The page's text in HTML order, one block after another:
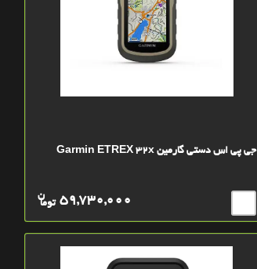
جی پی اس دستی گارمین Garmin ETREX 32x
توما
ن 59,730,000